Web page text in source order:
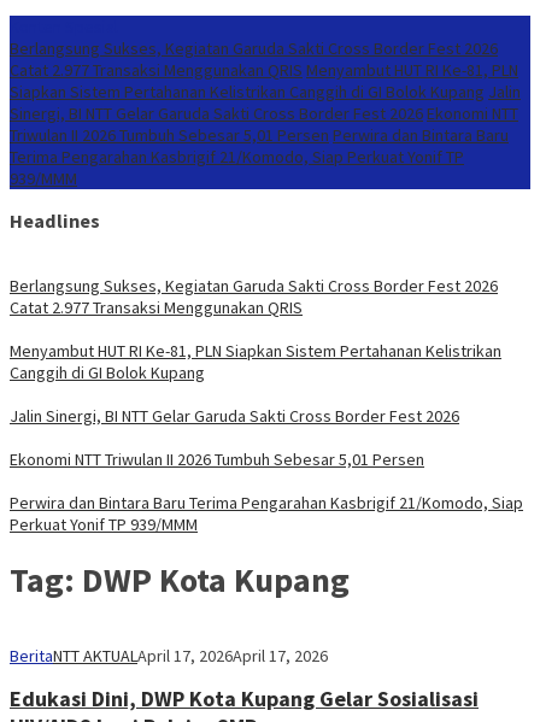
Berlangsung Sukses, Kegiatan Garuda Sakti Cross Border Fest 2026
Catat 2.977 Transaksi Menggunakan QRIS Menyambut HUT RI Ke-81, PLN
Siapkan Sistem Pertahanan Kelistrikan Canggih di GI Bolok Kupang Jalin
Sinergi, BI NTT Gelar Garuda Sakti Cross Border Fest 2026 Ekonomi NTT
Triwulan II 2026 Tumbuh Sebesar 5,01 Persen Perwira dan Bintara Baru
Terima Pengarahan Kasbrigif 21/Komodo, Siap Perkuat Yonif TP
939/MMM
Headlines
Berlangsung Sukses, Kegiatan Garuda Sakti Cross Border Fest 2026
Catat 2.977 Transaksi Menggunakan QRIS
Menyambut HUT RI Ke-81, PLN Siapkan Sistem Pertahanan Kelistrikan
Canggih di GI Bolok Kupang
Jalin Sinergi, BI NTT Gelar Garuda Sakti Cross Border Fest 2026
Ekonomi NTT Triwulan II 2026 Tumbuh Sebesar 5,01 Persen
Perwira dan Bintara Baru Terima Pengarahan Kasbrigif 21/Komodo, Siap
Perkuat Yonif TP 939/MMM
Tag: DWP Kota Kupang
BeritaNTT AKTUALApril 17, 2026April 17, 2026
Edukasi Dini, DWP Kota Kupang Gelar Sosialisasi